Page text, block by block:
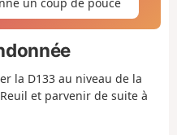
la D133 au niveau de la
et parvenir de suite à